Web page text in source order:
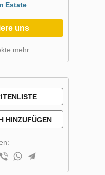
Estate
uns
mehr
HINZUFÜGEN